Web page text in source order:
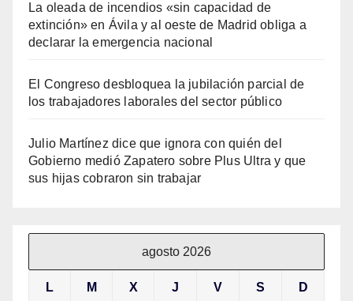
La oleada de incendios «sin capacidad de
extinción» en Ávila y al oeste de Madrid obliga a
declarar la emergencia nacional
El Congreso desbloquea la jubilación parcial de
los trabajadores laborales del sector público
Julio Martínez dice que ignora con quién del
Gobierno medió Zapatero sobre Plus Ultra y que
sus hijas cobraron sin trabajar
agosto 2026
L M X J V S D